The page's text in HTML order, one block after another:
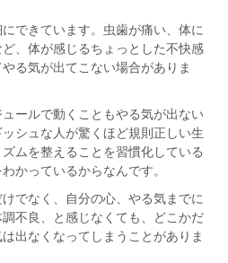
できています。虫歯が痛い、体に
、体が感じるちょっとした不快感
る気が出てこない場合がありま
ールで動くこともやる気が出ない
シュな人が驚くほど規則正しい生
ムを整えることを習慣化している
かっているからなんです。
でなく、自分の心、やる気までに
不良、と感じなくても、どこかだ
出なくなってしまうことがありま